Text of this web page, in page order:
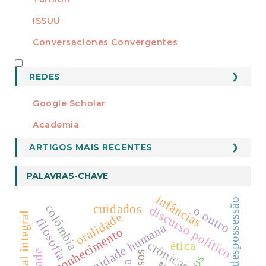
ISSUU
Conversaciones Convergentes
REDES
Google Scholar
Academia
ARTIGOS MAIS RECENTES
PALAVRAS-CHAVE
discurso político
reconhecimento
dignidade humana
colômbia
crônicas
oralidade
cuidados
ética
filosofia
infâncias despossessão
o outro